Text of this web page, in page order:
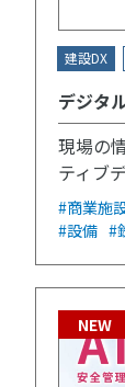
建設DX
デジタ
現場の
ティブ
#商業施
#設備 #
NEW